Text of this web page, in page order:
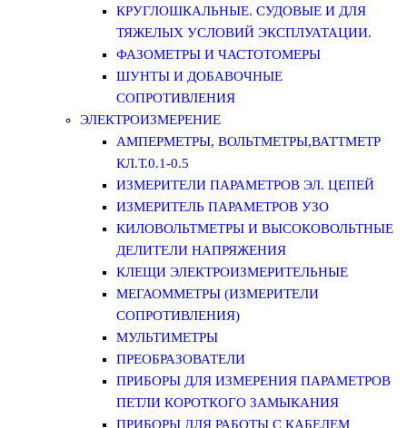
КРУГЛОШКАЛЬНЫЕ. СУДОВЫЕ И ДЛЯ
ТЯЖЕЛЫХ УСЛОВИЙ ЭКСПЛУАТАЦИИ.
ФАЗОМЕТРЫ И ЧАСТОТОМЕРЫ
ШУНТЫ И ДОБАВОЧНЫЕ
СОПРОТИВЛЕНИЯ
ЭЛЕКТРОИЗМЕРЕНИЕ
АМПЕРМЕТРЫ, ВОЛЬТМЕТРЫ,ВАТТМЕТР
КЛ.Т.0.1-0.5
ИЗМЕРИТЕЛИ ПАРАМЕТРОВ ЭЛ. ЦЕПЕЙ
ИЗМЕРИТЕЛЬ ПАРАМЕТРОВ УЗО
КИЛОВОЛЬТМЕТРЫ И ВЫСОКОВОЛЬТНЫЕ
ДЕЛИТЕЛИ НАПРЯЖЕНИЯ
КЛЕЩИ ЭЛЕКТРОИЗМЕРИТЕЛЬНЫЕ
МЕГАОММЕТРЫ (ИЗМЕРИТЕЛИ
СОПРОТИВЛЕНИЯ)
МУЛЬТИМЕТРЫ
ПРЕОБРАЗОВАТЕЛИ
ПРИБОРЫ ДЛЯ ИЗМЕРЕНИЯ ПАРАМЕТРОВ
ПЕТЛИ КОРОТКОГО ЗАМЫКАНИЯ
ПРИБОРЫ ДЛЯ РАБОТЫ С КАБЕЛЕМ